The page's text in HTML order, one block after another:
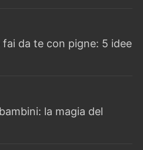
da te con pigne: 5 idee
la magia del